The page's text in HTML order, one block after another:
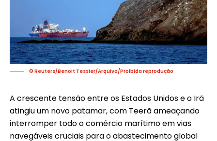
© Reuters/Benoit Tessier/Arquivo/Proibida reprodução
A crescente tensão entre os Estados Unidos e o Irã
atingiu um novo patamar, com Teerã ameaçando
interromper todo o comércio marítimo em vias
navegáveis cruciais para o abastecimento global